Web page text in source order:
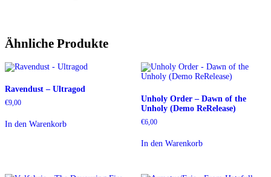
Ähnliche Produkte
Ravendust – Ultragod
€9,00
In den Warenkorb
Unholy Order – Dawn of the
Unholy (Demo ReRelease)
€6,00
In den Warenkorb